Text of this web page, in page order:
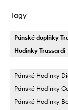
Tagy
Pánské doplňky
Hodinky Trussardi
Pánské Hodinky
Pánské Hodinky
Pánské Hodinky